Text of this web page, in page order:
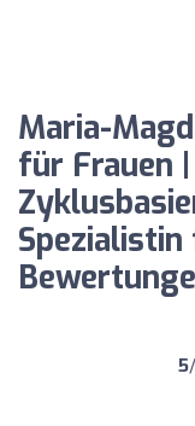
Maria-
für Frauen |
5